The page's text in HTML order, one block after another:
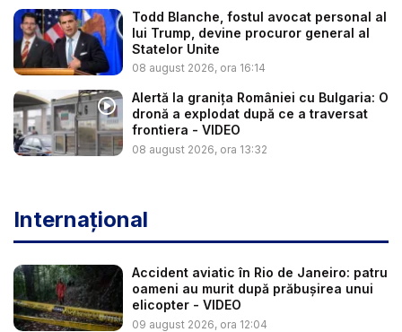
Todd Blanche, fostul avocat personal al
lui Trump, devine procuror general al
Statelor Unite
08 august 2026, ora 16:14
Alertă la granița României cu Bulgaria: O
dronă a explodat după ce a traversat
frontiera - VIDEO
08 august 2026, ora 13:32
Internațional
Accident aviatic în Rio de Janeiro: patru
oameni au murit după prăbușirea unui
elicopter - VIDEO
09 august 2026, ora 12:04